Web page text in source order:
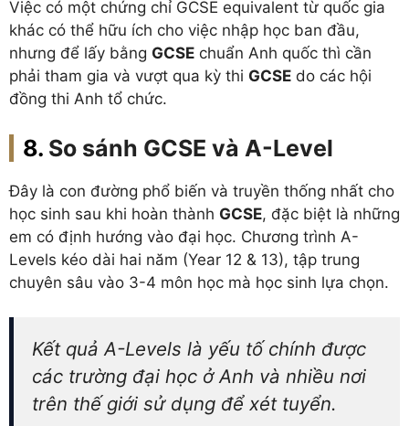
Việc có một chứng chỉ GCSE equivalent từ quốc gia
khác có thể hữu ích cho việc nhập học ban đầu,
nhưng để lấy bằng GCSE chuẩn Anh quốc thì cần
phải tham gia và vượt qua kỳ thi GCSE do các hội
đồng thi Anh tổ chức.
So sánh GCSE và A-Level
Đây là con đường phổ biến và truyền thống nhất cho
học sinh sau khi hoàn thành GCSE, đặc biệt là những
em có định hướng vào đại học. Chương trình A-
Levels kéo dài hai năm (Year 12 & 13), tập trung
chuyên sâu vào 3-4 môn học mà học sinh lựa chọn.
Kết quả A-Levels là yếu tố chính được
các trường đại học ở Anh và nhiều nơi
trên thế giới sử dụng để xét tuyển.